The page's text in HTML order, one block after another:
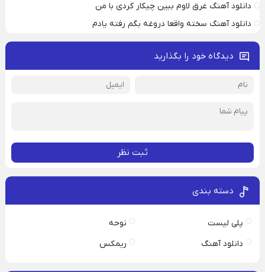
دانلود آهنگ غرق لاوم ببین چیکار کردی با من
دانلود آهنگ سخته واقعا دروغه بگم رفته یادم
دیدگاه خود را بگذارید
ثبت نظر
دسته بندی
پلی لیست
نوحه
دانلود آهنگ
ریمکس